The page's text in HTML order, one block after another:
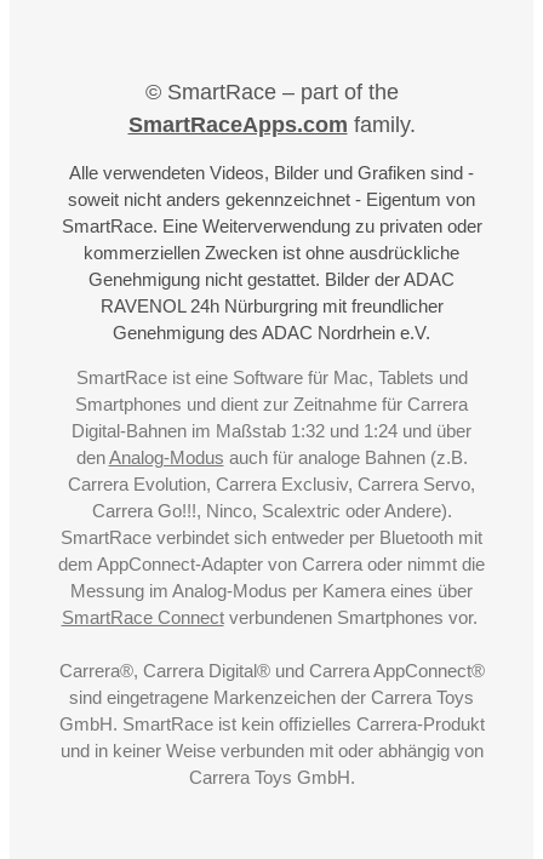
© SmartRace – part of the
SmartRaceApps.com family.
Alle verwendeten Videos, Bilder und Grafiken sind -
soweit nicht anders gekennzeichnet - Eigentum von
SmartRace. Eine Weiterverwendung zu privaten oder
kommerziellen Zwecken ist ohne ausdrückliche
Genehmigung nicht gestattet. Bilder der ADAC
RAVENOL 24h Nürburgring mit freundlicher
Genehmigung des ADAC Nordrhein e.V.
SmartRace ist eine Software für Mac, Tablets und
Smartphones und dient zur Zeitnahme für Carrera
Digital-Bahnen im Maßstab 1:32 und 1:24 und über
denAnalog-Modus auch für analoge Bahnen (z.B.
Carrera Evolution, Carrera Exclusiv, Carrera Servo,
Carrera Go!!!, Ninco, Scalextric oder Andere).
SmartRace verbindet sich entweder per Bluetooth mit
dem AppConnect-Adapter von Carrera oder nimmt die
Messung im Analog-Modus per Kamera eines über
SmartRace Connectverbundenen Smartphones vor.
Carrera®, Carrera Digital® und Carrera AppConnect®
sind eingetragene Markenzeichen der Carrera Toys
GmbH. SmartRace ist kein offizielles Carrera-Produkt
und in keiner Weise verbunden mit oder abhängig von
Carrera Toys GmbH.